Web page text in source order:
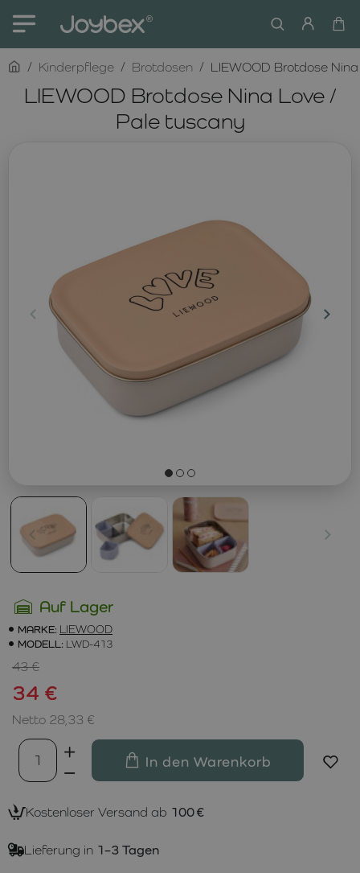
LIEWOOD Brotdose Nina Love /
Pale tuscany
homeKinderpflege Brotdosen LIEWOOD Brotdose
Auf Lager
MARKE: LIEWOOD
MODELL: LWD-413
34 €
43 €
Netto 28,33 €
In den Warenkorb
Kostenloser Versand ab 100 €
Lieferung in 1–3 Tagen